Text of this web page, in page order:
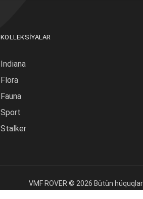
KOLLEKSIYALAR
Indiana
Flora
Fauna
Sport
Stalker
VMF ROVER © 2026 Bütün